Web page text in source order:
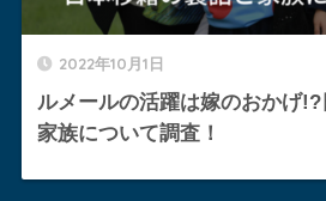
2022年10月1日
ルメールの活躍は嫁のおかげ!?
家族について調査！